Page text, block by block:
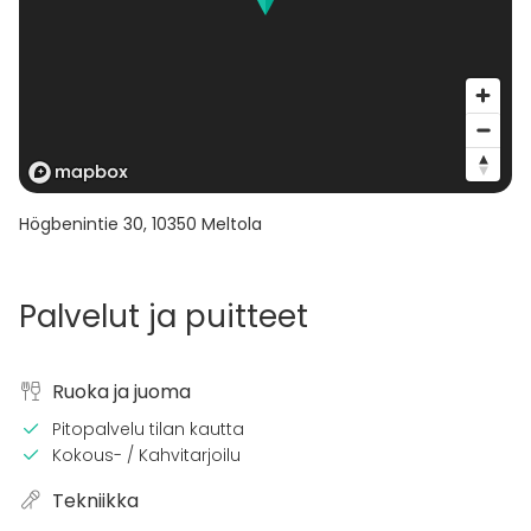
Högbenintie 30, 10350 Meltola
Palvelut ja puitteet
Ruoka ja juoma
Pitopalvelu tilan kautta
Kokous- / Kahvitarjoilu
Tekniikka